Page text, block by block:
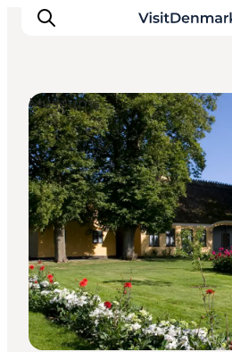
Inspirations
Destinations
Quoi faire
Hébergements
Planifiez votre voyage
Museums